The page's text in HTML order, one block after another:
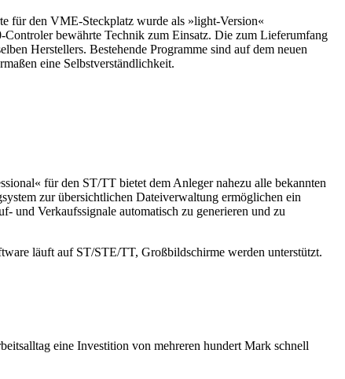
für den VME-Steckplatz wurde als »light-Version«
bewährte Technik zum Einsatz. Die zum Lieferumfang
Herstellers. Bestehende Programme sind auf dem neuen
eine Selbstverständlichkeit.
für den ST/TT bietet dem Anleger nahezu alle bekannten
zur übersichtlichen Dateiverwaltung ermöglichen ein
und Verkaufssignale automatisch zu generieren und zu
läuft auf ST/STE/TT, Großbildschirme werden unterstützt.
eine Investition von mehreren hundert Mark schnell